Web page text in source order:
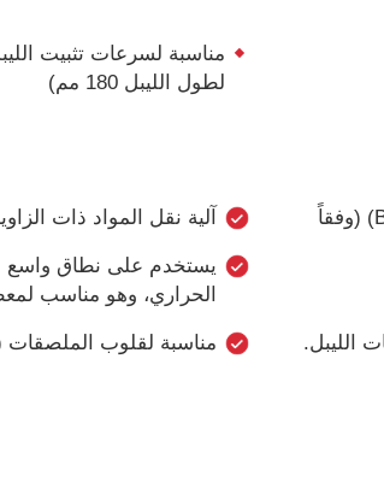
لطول الليبل 180 مم)
مناسبة لسرعات تثبيت الليبل: من 150 إلى 400 عبوة لكل دقيقة (BPM) (وفقاً
الليبل.
آلية نقل المواد ذات
يستخدم على نطاق واسع
الحراري، وهو مناسب
مناسبة لقلوب الملصقات